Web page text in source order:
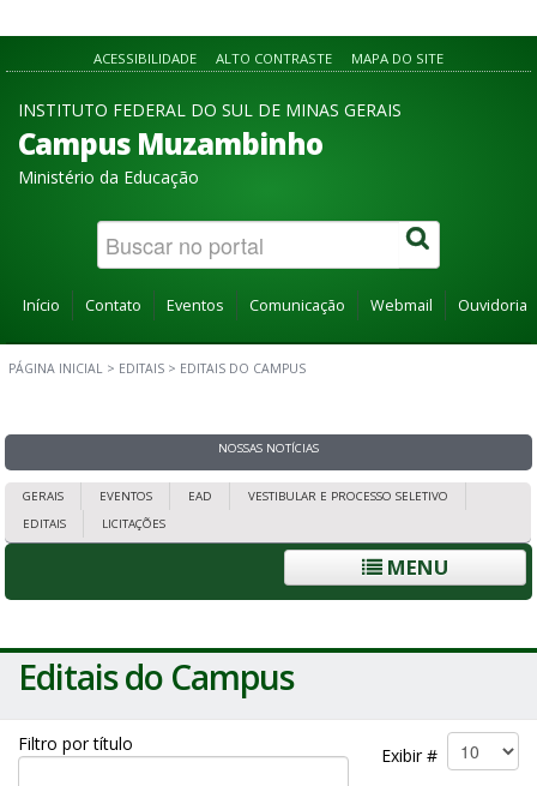
ACESSIBILIDADE ALTO CONTRASTE MAPA DO SITE
INSTITUTO FEDERAL DO SUL DE MINAS GERAIS
Campus Muzambinho
Ministério da Educação
Início Contato Eventos Comunicação Webmail Ouvidoria
PÁGINA INICIAL > EDITAIS > EDITAIS DO CAMPUS
NOSSAS NOTÍCIAS
GERAIS EVENTOS EAD
VESTIBULAR E PROCESSO SELETIVO
EDITAIS
LICITAÇÕES
MENU
Editais do Campus
Filtro por título
Exibir #